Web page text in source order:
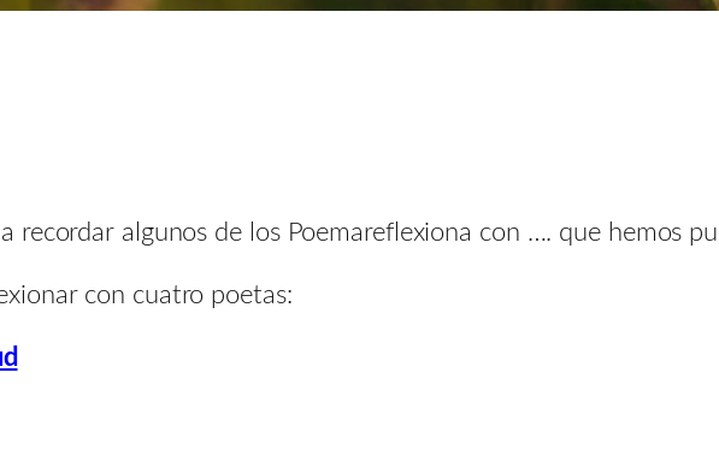
recordar algunos de los Poemareflexiona con …. que hemos
con cuatro poetas: